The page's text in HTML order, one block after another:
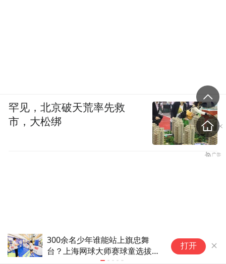
记者：维拉报价伊巴涅斯，最终
决定权掌握在球员本人手中
打开
罕见，北京破天荒率先救
市，大松绑